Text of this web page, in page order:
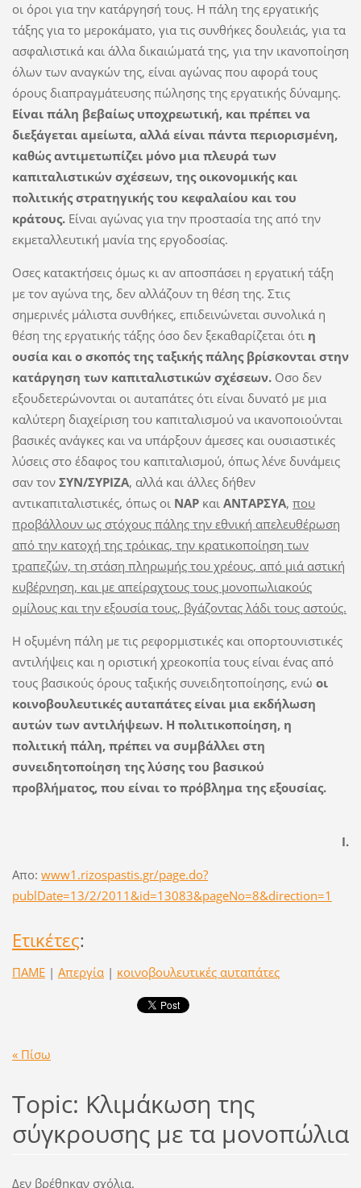
οι όροι για την κατάργησή τους. Η πάλη της εργατικής
τάξης για το μεροκάματο, για τις συνθήκες δουλειάς, για τα
ασφαλιστικά και άλλα δικαιώματά της, για την ικανοποίηση
όλων των αναγκών της, είναι αγώνας που αφορά τους
όρους διαπραγμάτευσης πώλησης της εργατικής δύναμης.
Είναι πάλη βεβαίως υποχρεωτική, και πρέπει να
διεξάγεται αμείωτα, αλλά είναι πάντα περιορισμένη,
καθώς αντιμετωπίζει μόνο μια πλευρά των
καπιταλιστικών σχέσεων, της οικονομικής και
πολιτικής στρατηγικής του κεφαλαίου και του
κράτους. Είναι αγώνας για την προστασία της από την
εκμεταλλευτική μανία της εργοδοσίας.
Οσες κατακτήσεις όμως κι αν αποσπάσει η εργατική τάξη
με τον αγώνα της, δεν αλλάζουν τη θέση της. Στις
σημερινές μάλιστα συνθήκες, επιδεινώνεται συνολικά η
θέση της εργατικής τάξης όσο δεν ξεκαθαρίζεται ότι η
ουσία και ο σκοπός της ταξικής πάλης βρίσκονται στην
κατάργηση των καπιταλιστικών σχέσεων.Οσο δεν
εξουδετερώνονται οι αυταπάτες ότι είναι δυνατό με μια
καλύτερη διαχείριση του καπιταλισμού να ικανοποιούνται
βασικές ανάγκες και να υπάρξουν άμεσες και ουσιαστικές
λύσεις στο έδαφος του καπιταλισμού, όπως λένε δυνάμεις
σαν τον ΣΥΝ/ΣΥΡΙΖΑ, αλλά και άλλες δήθεν
αντικαπιταλιστικές, όπως οι ΝΑΡκαι ΑΝΤΑΡΣΥΑ, που
προβάλλουν ως στόχους πάλης την εθνική απελευθέρωση
από την κατοχή της τρόικας, την κρατικοποίηση των
τραπεζών, τη στάση πληρωμής του χρέους, από μιά αστική
κυβέρνηση, και με απείραχτους τους μονοπωλιακούς
ομίλους και την εξουσία τους, βγάζοντας λάδι τους αστούς.
Η οξυμένη πάλη με τις ρεφορμιστικές και οπορτουνιστικές
αντιλήψεις και η οριστική χρεοκοπία τους είναι ένας από
τους βασικούς όρους ταξικής συνειδητοποίησης, ενώ οι
κοινοβουλευτικές αυταπάτες είναι μια εκδήλωση
αυτών των αντιλήψεων. Η πολιτικοποίηση, η
πολιτική πάλη, πρέπει να συμβάλλει στη
συνειδητοποίηση της λύσης του βασικού
προβλήματος, που είναι το πρόβλημα της εξουσίας.
Ι.
Απο: www1.rizospastis.gr/page.do?
publDate=13/2/2011&id=13083&pageNo=8&direction=1
Ετικέτες:
ΠΑΜΕ | Απεργία | κοινοβουλευτικές αυταπάτες
« Πίσω
Topic: Κλιμάκωση της
σύγκρουσης με τα μονοπώλια
Δεν βρέθηκαν σχόλια.